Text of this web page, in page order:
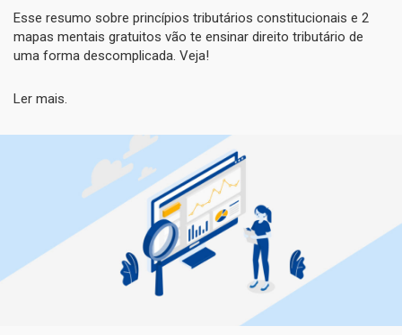
Esse resumo sobre princípios tributários constitucionais e 2
mapas mentais gratuitos vão te ensinar direito tributário de
uma forma descomplicada. Veja!
Ler mais.